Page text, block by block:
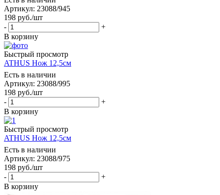
Артикул: 23088/945
198 руб./шт
-
+
В корзину
Быстрый просмотр
ATHUS Нож 12,5см
Есть в наличии
Артикул: 23088/995
198 руб./шт
-
+
В корзину
Быстрый просмотр
ATHUS Нож 12,5см
Есть в наличии
Артикул: 23088/975
198 руб./шт
-
+
В корзину